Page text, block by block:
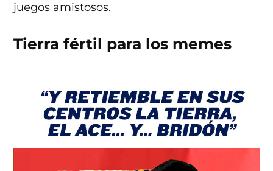
juegos amistosos.
Tierra fértil para los memes